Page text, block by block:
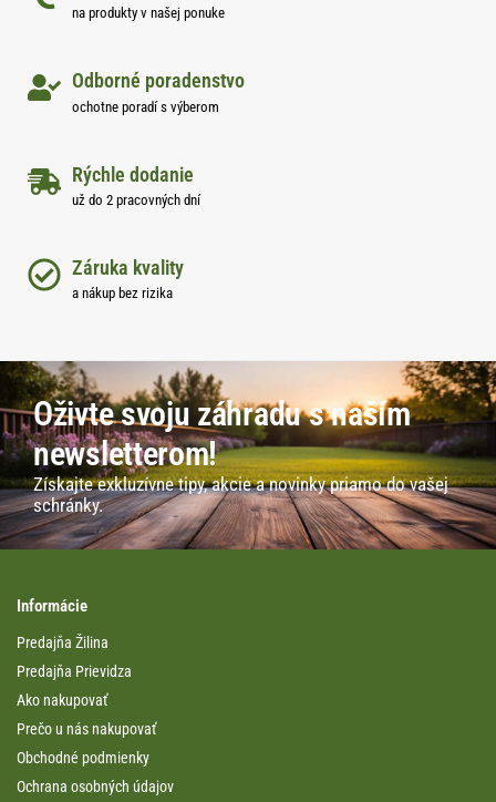
na produkty v našej ponuke
Odborné poradenstvo
ochotne poradí s výberom
Rýchle dodanie
už do 2 pracovných dní
Záruka kvality
a nákup bez rizika
Oživte svoju záhradu s naším
newsletterom!
Získajte exkluzívne tipy, akcie a novinky priamo do vašej
schránky.
Informácie
Predajňa Žilina
Predajňa Prievidza
Ako nakupovať
Prečo u nás nakupovať
Obchodné podmienky
Ochrana osobných údajov